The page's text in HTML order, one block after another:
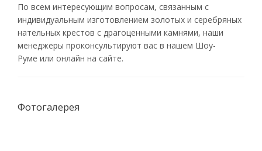
По всем интересующим вопросам, связанным с
индивидуальным изготовлением золотых и серебряных
нательных крестов с драгоценными камнями, наши
менеджеры проконсультируют вас в нашем Шоу-
Руме или онлайн на сайте.
Фотогалерея